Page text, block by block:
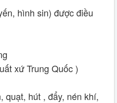
hình sin) được điều
xứ Trung Quốc )
quạt, hút , đẩy, nén khí,